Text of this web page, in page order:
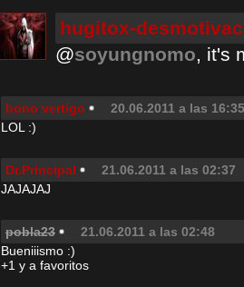
hugitox-
@soyungnomo, it's
bono vertigo
20.06.2011 a las 16:35
LOL :)
Dr.Principal
21.06.2011 a las 02:37
JAJAJAJ
pobla23
21.06.2011 a las 02:48
Bueniiismo :)
+1 y a favoritos